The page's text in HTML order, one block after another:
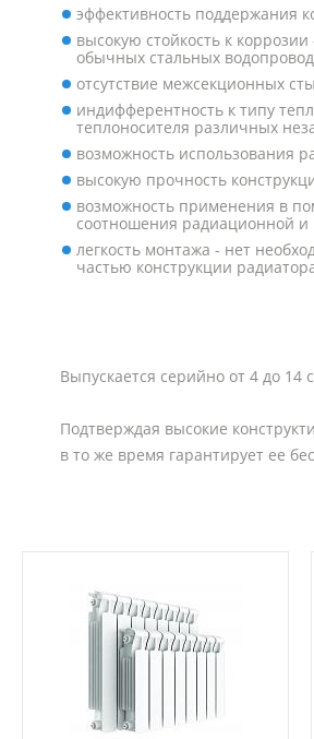
эффективность поддержания
высокую стойкость к
обычных стальных
отсутствие межсекционных
индифферентность к типу
теплоносителя различных
возможность использования
высокую прочность
возможность применения в
соотношения радиационной и
легкость монтажа - нет
частью конструкции
Выпускается серийно от 4 до 14
Подтверждая высокие
в то же время гарантирует ее